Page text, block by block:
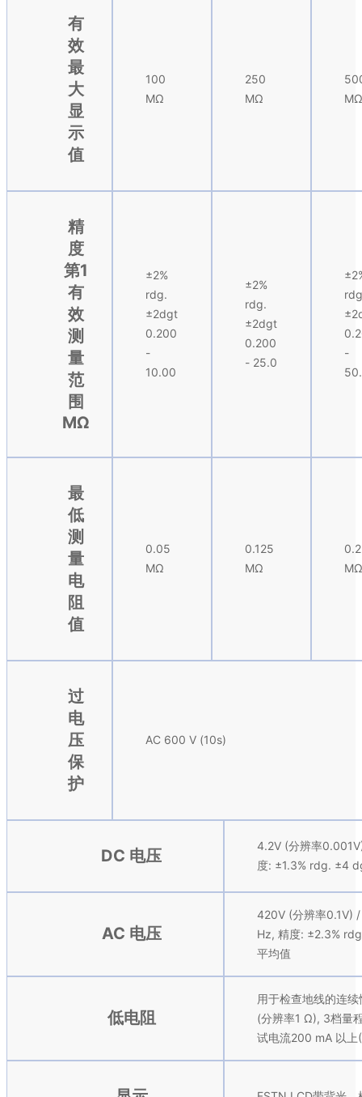
有
效
最
大
显
示
值
100
MΩ
250
MΩ
精
度
第1
有
效
测
量
范
围
MΩ
±2%
rdg.
±2dgt
0.200
-
10.00
±2%
rdg.
±2dgt
0.200
- 25.0
-
最
低
测
量
电
阻
值
0.05
MΩ
0.125
MΩ
过
电
压
保
护
AC 600 V (10s)
DC 电压
4.2V (分辨率
度: ±1.3% rdg. ±4
AC 电压
420V (分辨率0.1V)
Hz, 精度: ±2.3%
平均值
低电阻
用于检查地线的连
(分辨率1 Ω), 3档量
试电流200 mA 以